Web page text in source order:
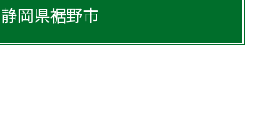
静岡県裾野市